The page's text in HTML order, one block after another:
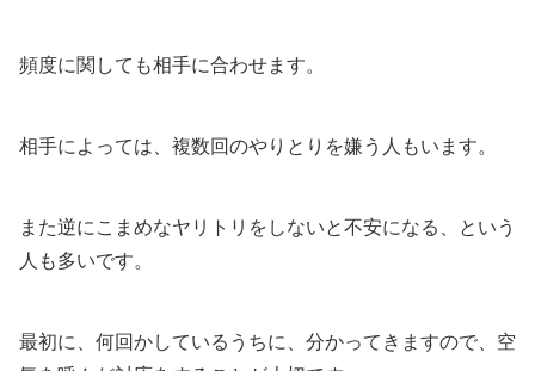
頻度に関しても相手に合わせます。
相手によっては、複数回のやりとりを嫌う人もいます。
また逆にこまめなヤリトリをしないと不安になる、という
人も多いです。
最初に、何回かしているうちに、分かってきますので、空